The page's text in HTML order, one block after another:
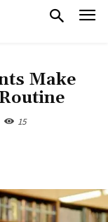
Make
15